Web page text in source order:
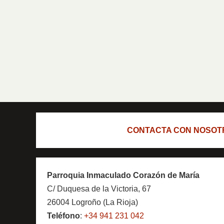
CONTACTA CON
Parroquia Inmaculado Corazón de María
C/ Duquesa de la Victoria, 67
26004 Logroño (La Rioja)
Teléfono: +34 941 231 042